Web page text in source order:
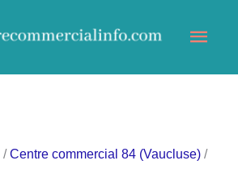
/Centre commercial 84 (Vaucluse) /